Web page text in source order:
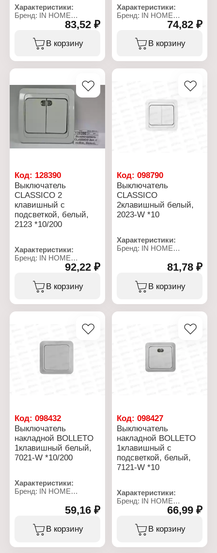
Характеристики:
Бренд: IN HOME
Серия: "Classico"
Выключатель
Количество клавиш: 1
Подсветка: с подсветкой
Номинальная сила тока:
10 А
Цвет: белый
Материал: пластик
Степень защиты: IP20
83,52 ₽
В корзину
Характеристики:
Бренд: IN HOME
Серия: "Classico"
Выключатель
Количество клавиш: 1
Номинальная сила тока:
Цвет: белый
Материал: пластик
Степень защиты: IP20
74,82 ₽
В корзину
Код: 128390
Выключатель
CLASSICO 2
клавишный с
подсветкой, белый,
2123 *10/200
Характеристики:
Бренд: IN HOME
Серия: "Classico"
Выключатель
Количество клавиш: 2
Подсветка: с подсветкой
Номинальная сила тока:
Цвет: белый
92,22 ₽
В корзину
Код:098790
Выключатель
CLASSICO
2клавишный белый,
2023-W *10
Характеристики:
Бренд: IN HOME
Количество клавиш: 2
клавиши
установка
Подсветка: нет
Номинальная сила тока:
Материал: пластик
Степень защиты: IP20
81,78 ₽
В корзину
Код: 098432
Выключатель
накладной BOLLETO
1клавишный белый,
7021-W *10/200
Характеристики:
Бренд: IN HOME
Количество клавиш: 1
клавиша
установка
59,16 ₽
В корзину
Код:098427
Выключатель
накладной BOLLETO
1клавишный с
подсветкой, белый,
7121-W *10
Характеристики:
Бренд: IN HOME
Серия: "BOLLETO"
Выключатель
Количество клавиш: 1
66,99 ₽
В корзину